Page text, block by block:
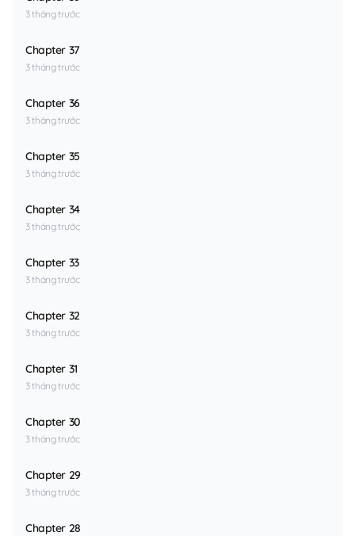
3 tháng trước
Chapter 37
3 tháng trước
Chapter 36
3 tháng trước
Chapter 35
3 tháng trước
Chapter 34
3 tháng trước
Chapter 33
3 tháng trước
Chapter 32
3 tháng trước
Chapter 31
3 tháng trước
Chapter 30
3 tháng trước
Chapter 29
3 tháng trước
Chapter 28